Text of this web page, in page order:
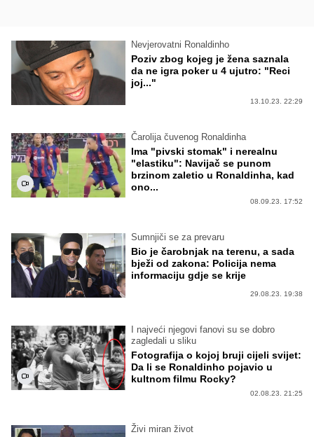
Nevjerovatni Ronaldinho
Poziv zbog kojeg je žena saznala
da ne igra poker u 4 ujutro: "Reci
joj..."
13.10.23. 22:29
Čarolija čuvenog Ronaldinha
Ima "pivski stomak" i nerealnu
"elastiku": Navijač se punom
brzinom zaletio u Ronaldinha, kad
ono...
08.09.23. 17:52
Sumnjiči se za prevaru
Bio je čarobnjak na terenu, a sada
bježi od zakona: Policija nema
informaciju gdje se krije
29.08.23. 19:38
I najveći njegovi fanovi su se dobro
zagledali u sliku
Fotografija o kojoj bruji cijeli svijet:
Da li se Ronaldinho pojavio u
kultnom filmu Rocky?
02.08.23. 21:25
Živi miran život